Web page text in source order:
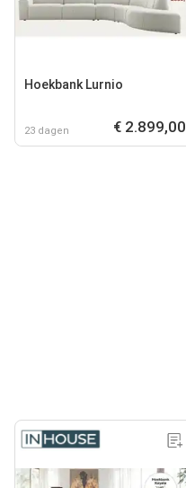
Hoekbank Lurnio
23 dagen € 2.899,00